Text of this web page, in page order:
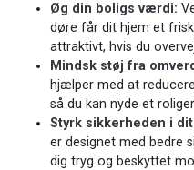
Øg din boligs værdi:
døre får dit hjem et
attraktivt, hvis du
Mindsk støj fra
hjælper med at
så du kan nyde et
Styrk sikkerheden i
er designet med bedre
dig tryg og beskyttet